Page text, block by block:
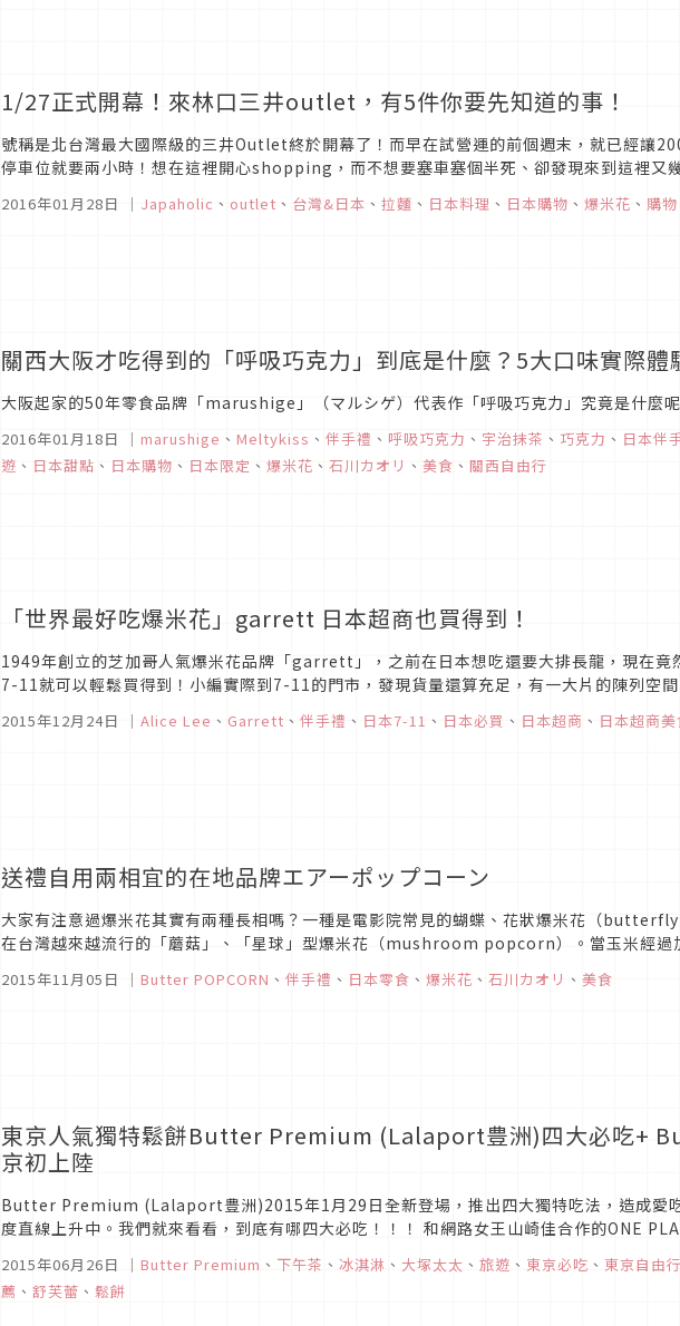
1/27正式開幕！來林口三井outlet，有5件你要先知道的事！
號稱是北台灣最大國際級的三井Outlet終於開幕了！而早在試營運的前個週末，就已經讓
停車位就要兩小時！想在這裡開心shopping，而不想要塞車塞個半死、卻發現來到這裡又
2016年01月28日 ｜ Japaholic 、 outlet 、 台灣&日本 、 拉麵 、 日本料理 、 日本購物 、 爆米花 、 購物
關西大阪才吃得到的「呼吸巧克力」到底是什麼？5大口味實際體
大阪起家的50年零食品牌「marushige」（マルシゲ）代表作「呼吸巧克力」究竟是什麼呢
2016年01月18日 ｜ marushige 、 Meltykiss 、 伴手禮 、 呼吸巧克力 、 宇治抹茶 、 巧克力 、 日本伴
遊 、 日本甜點 、 日本購物 、 日本限定 、 爆米花 、 石川カオリ 、 美食 、 關西自由行
「世界最好吃爆米花」garrett 日本超商也買得到！
1949年創立的芝加哥人氣爆米花品牌「garrett」，之前在日本想吃還要大排長龍，現在竟
7-11就可以輕鬆買得到！小編實際到7-11的門市，發現貨量還算充足，有一大片的陳列空
2015年12月24日 ｜ Alice Lee 、 Garrett 、 伴手禮 、 日本7-11 、 日本必買 、 日本超商 、 日本超商美
送禮自用兩相宜的在地品牌エアーポップコーン
大家有注意過爆米花其實有兩種長相嗎？一種是電影院常見的蝴蝶、花狀爆米花（
在台灣越來越流行的「蘑菇」、「星球」型爆米花（mushroom popcorn）。當玉米經過
蒸氣而爆裂開來，蝴蝶狀爆米花是從玉米的核心由內而外的炸裂開來；而...
2015年11月05日 ｜ Butter POPCORN 、 伴手禮 、 日本零食 、 爆米花 、 石川カオリ 、 美食
東京人氣獨特鬆餅Butter Premium (Lalaport豊洲)四大必吃+
京初上陸
Butter Premium (Lalaport豊洲)2015年1月29日全新登場，推出四大獨特吃法，造成愛
度直線上升中。我們就來看看，到底有哪四大必吃！！！ 和網路女王山崎佳合作的ONE
超過40萬人追蹤的人氣網路女王山崎佳，每天投稿...
2015年06月26日 ｜ Butter Premium 、 下午茶 、 冰淇淋 、 大塚太太 、 旅遊 、 東京必吃 、 東京自由行
薦 、 舒芙蕾 、 鬆餅